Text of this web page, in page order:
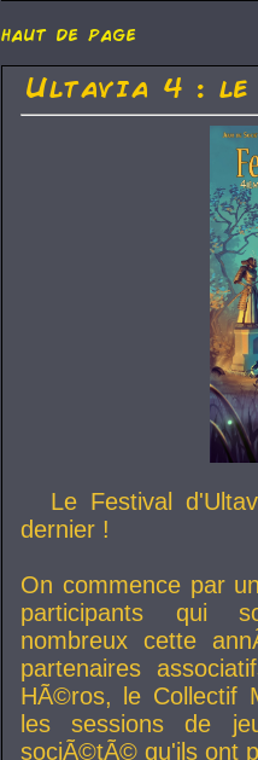
haut de page
Ultavia 4 :
Le Festival
dernier !
On commence par
participants qui
nombreux cette
partenaires
HÃ©ros, le Collectif
les sessions de
sociÃ©tÃ© qu'ils ont